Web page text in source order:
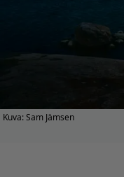
Kuva: Sam Jämsen